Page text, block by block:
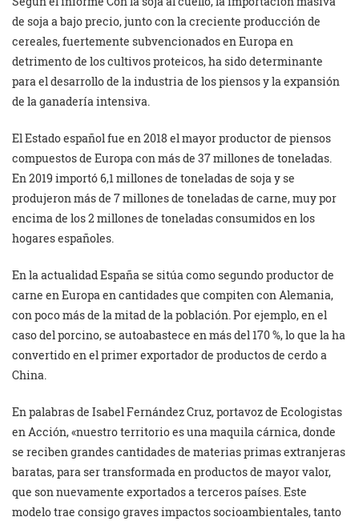
de soja a bajo precio, junto con la creciente producción de
cereales, fuertemente subvencionados en Europa en
detrimento de los cultivos proteicos, ha sido determinante
para el desarrollo de la industria de los piensos y la expansión
de la ganadería intensiva.
El Estado español fue en 2018 el mayor productor de piensos
compuestos de Europa con más de 37 millones de toneladas.
En 2019 importó 6,1 millones de toneladas de soja y se
produjeron más de 7 millones de toneladas de carne, muy por
encima de los 2 millones de toneladas consumidos en los
hogares españoles.
En la actualidad España se sitúa como segundo productor de
carne en Europa en cantidades que compiten con Alemania,
con poco más de la mitad de la población. Por ejemplo, en el
caso del porcino, se autoabastece en más del 170 %, lo que la ha
convertido en el primer exportador de productos de cerdo a
China.
En palabras de Isabel Fernández Cruz, portavoz de Ecologistas
en Acción, «nuestro territorio es una maquila cárnica, donde
se reciben grandes cantidades de materias primas extranjeras
baratas, para ser transformada en productos de mayor valor,
que son nuevamente exportados a terceros países. Este
modelo trae consigo graves impactos socioambientales, tanto